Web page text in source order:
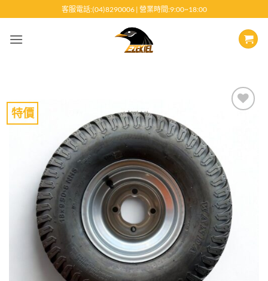
至
客服電話:(04)8290006 | 營業時間:9:00~18:00
特價